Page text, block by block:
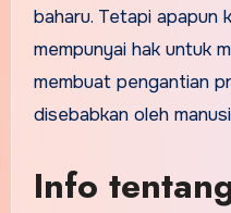
baharu. Tetapi apapun
mempunyai hak untuk
membuat pengantian
disebabkan oleh
Info